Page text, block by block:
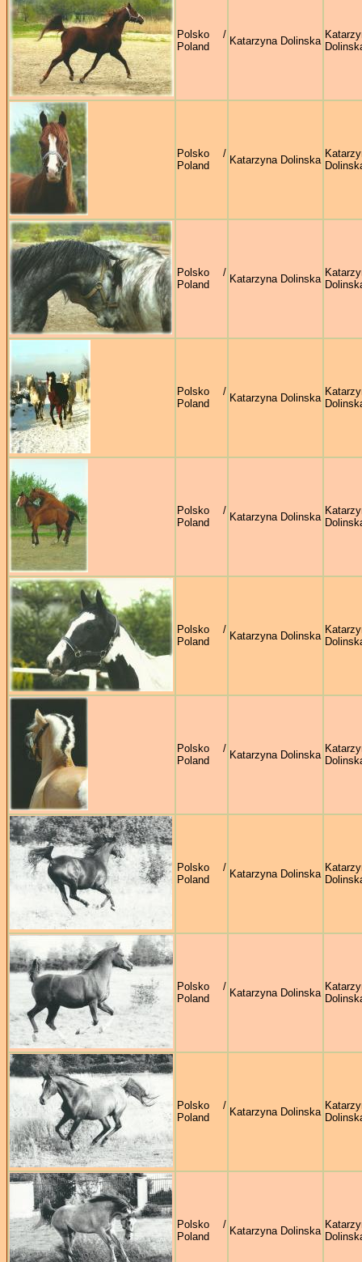
Polsko /
Poland
Katarzyna Dolinska
Polsko /
Poland
Katarzyna Dolinska
Polsko /
Poland
Katarzyna Dolinska
Polsko /
Poland
Katarzyna Dolinska
Polsko /
Poland
Katarzyna Dolinska
Polsko /
Poland
Katarzyna Dolinska
Polsko /
Poland
Katarzyna Dolinska
Polsko /
Poland
Katarzyna Dolinska
Polsko /
Poland
Katarzyna Dolinska
Polsko /
Poland
Katarzyna Dolinska
Polsko /
Poland
Katarzyna Dolinska